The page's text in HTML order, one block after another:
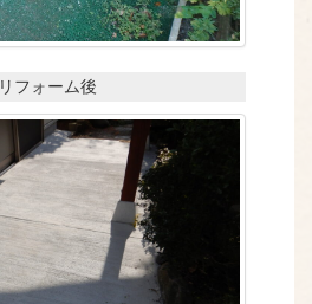
リフォーム後